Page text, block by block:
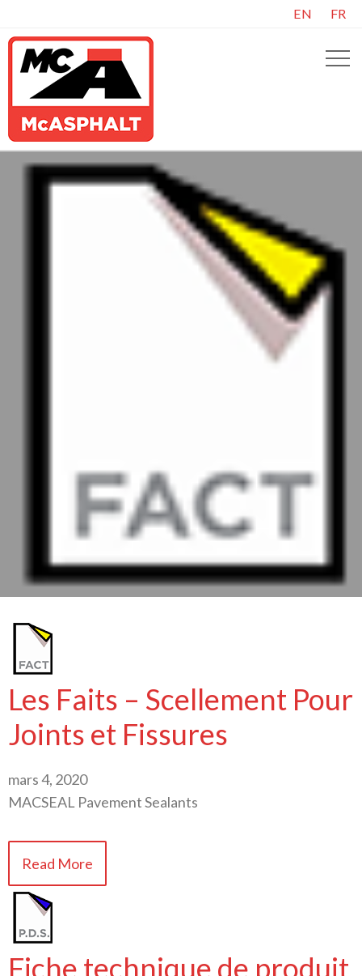
EN FR
Les Faits – Scellement Pour
Joints et Fissures
mars 4, 2020
MACSEAL Pavement Sealants
Read More
Fiche technique de produit